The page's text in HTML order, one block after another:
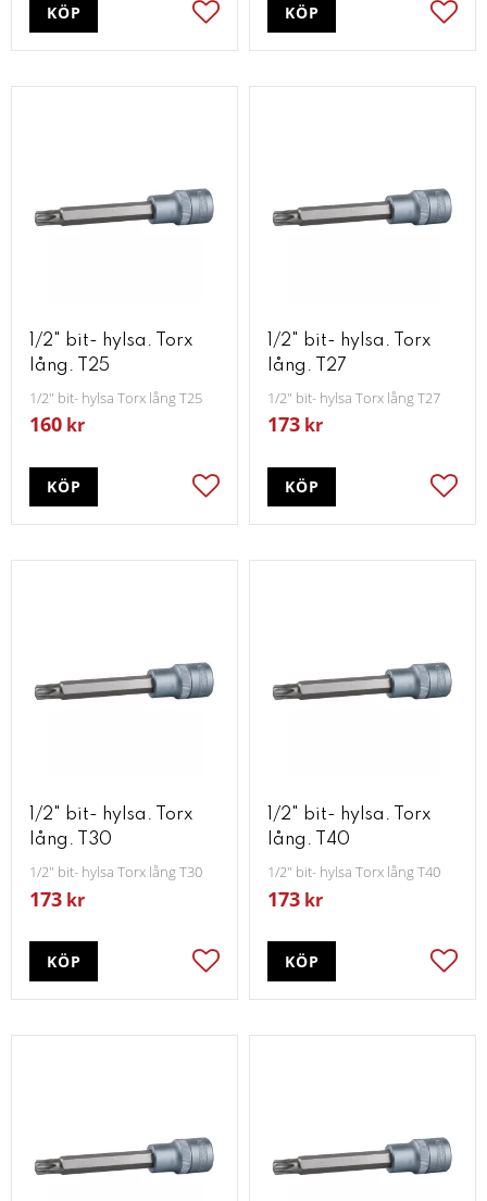
Lägg till i favoriter
KÖP KÖP
1/2" bit- hylsa. Torx
lång. T25
1/2" bit- hylsa Torx lång T25
160 kr
Lägg till i favoriter
KÖP
1/2" bit- hylsa. Torx
lång. T27
1/2" bit- hylsa Torx lång T27
173 kr
KÖP
1/2" bit- hylsa. Torx
lång. T30
1/2" bit- hylsa Torx lång T30
173 kr
Lägg till i favoriter
KÖP
1/2" bit- hylsa. Torx
lång. T40
1/2" bit- hylsa Torx lång T40
173 kr
KÖP